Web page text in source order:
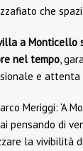
che
a Monticello
nel tempo,
e attenta
Meriggi: ‘A
pensando di
la vivibilità